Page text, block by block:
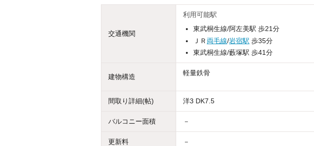
交通機関
利用可能駅
東武桐生線/阿左美駅 歩21分
ＪＲ 両毛線/岩宿駅 歩35分
東武桐生線/藪塚駅 歩41分
建物構造 軽量鉄骨
間取り詳細(帖) 洋3 DK7.5
バルコニー面積 －
更新料 －